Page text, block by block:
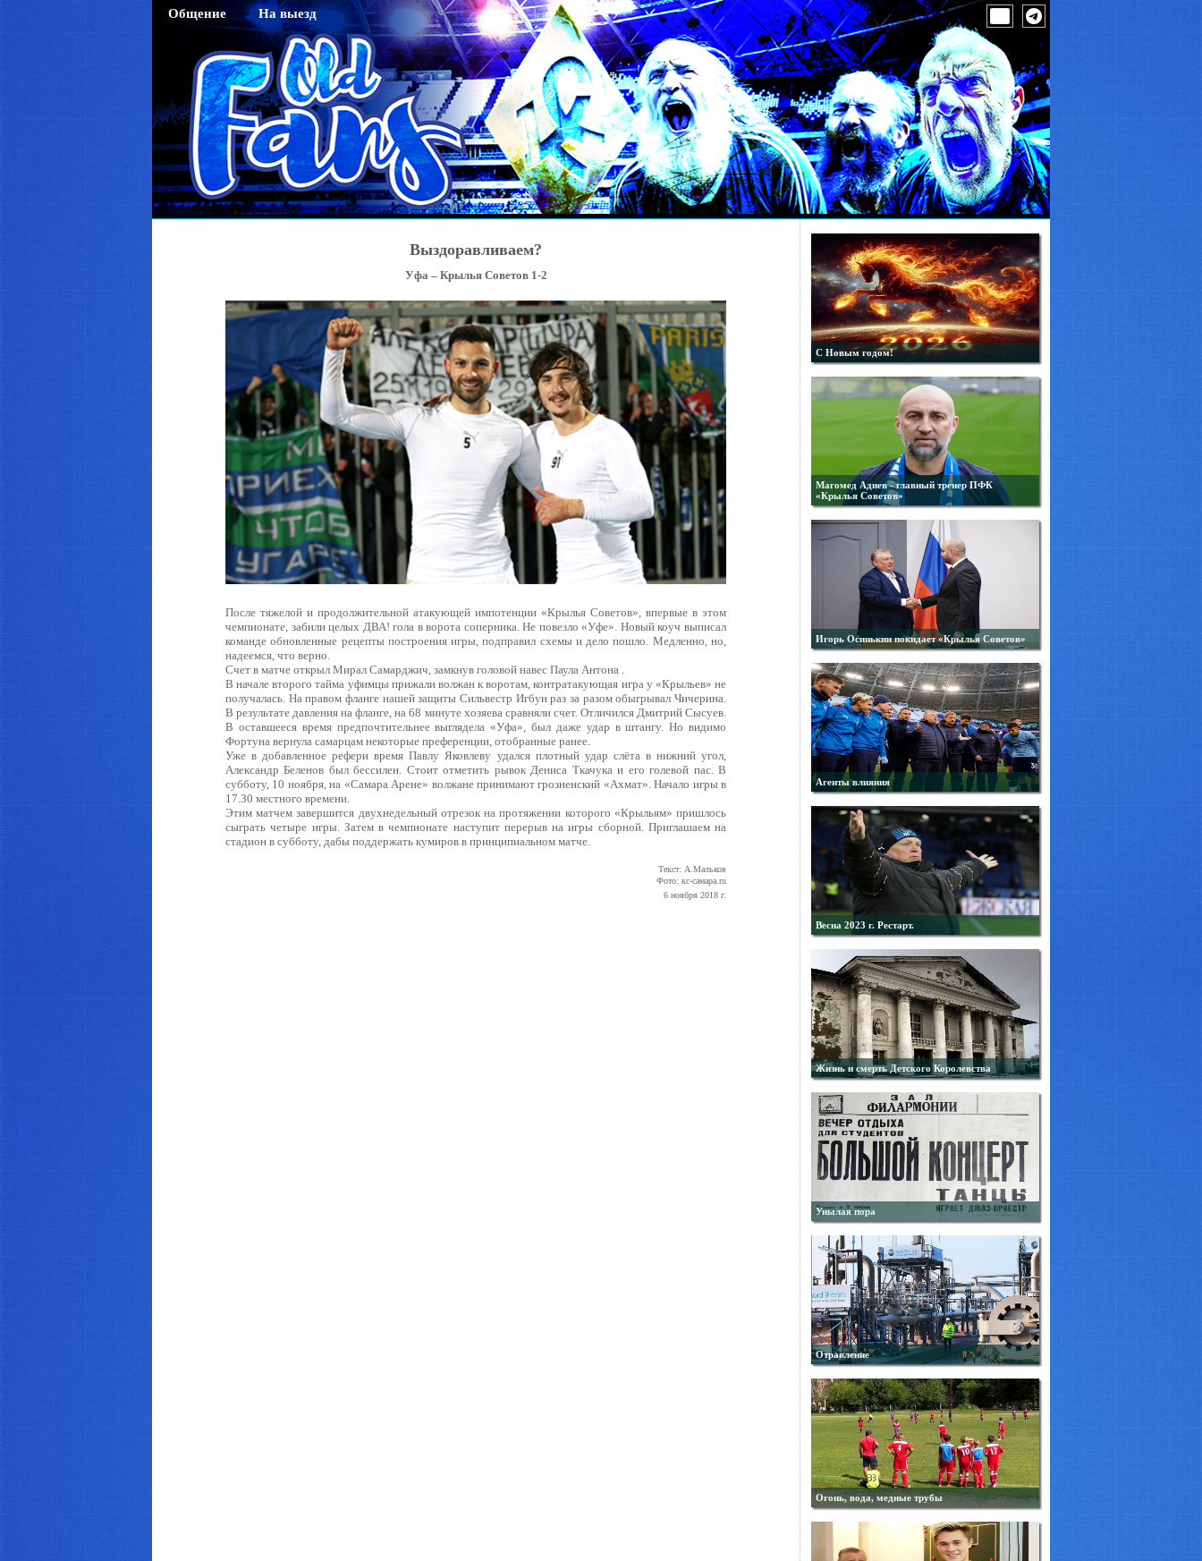
Общение
Гостевая
Регистрация
Активация кода sms
Смена пароля
Редактирование профайла
На выезд
Саратов
Тихвин
Новосибирск
Махачкала
Нижний Новгород
Оренбург
Тюмень
Ярославль
Калининград
Астрахань
Выздоравливаем?
Уфа – Крылья Советов 1-2
После тяжелой и продолжительной атакующей импотенции «Крылья Советов», впервые в этом
чемпионате, забили целых ДВА! гола в ворота соперника. Не повезло «Уфе». Новый коуч выписал
команде обновленные рецепты построения игры, подправил схемы и дело пошло. Медленно, но,
надеемся, что верно.
Счет в матче открыл Мирал Самарджич, замкнув головой навес Паула Антона .
В начале второго тайма уфимцы прижали волжан к воротам, контратакующая игра у «Крыльев» не
получалась. На правом фланге нашей защиты Сильвестр Игбун раз за разом обыгрывал Чичерина.
В результате давления на фланге, на 68 минуте хозяева сравняли счет. Отличился Дмитрий Сысуев.
В оставшееся время предпочтительнее выглядела «Уфа», был даже удар в штангу. Но видимо
Фортуна вернула самарцам некоторые преференции, отобранные ранее.
Уже в добавленное рефери время Павлу Яковлеву удался плотный удар слёта в нижний угол,
Александр Беленов был бессилен. Стоит отметить рывок Дениса Ткачука и его голевой пас. В
субботу, 10 ноября, на «Самара Арене» волжане принимают грозненский «Ахмат». Начало игры в
17.30 местного времени.
Этим матчем завершится двухнедельный отрезок на протяжении которого «Крыльям» пришлось
сыграть четыре игры. Затем в чемпионате наступит перерыв на игры сборной. Приглашаем на
стадион в субботу, дабы поддержать кумиров в принципиальном матче.
Текст: А.Мальков
Фото: кс-самара.ru
6 ноября 2018 г.
С Новым годом!
Магомед Адиев - главный тренер ПФК
«Крылья Советов»
Игорь Осинькин покидает «Крылья Советов»
Агенты влияния
Весна 2023 г. Рестарт.
Жизнь и смерть Детского Королевства
Унылая пора
Отравление
Огонь, вода, медные трубы